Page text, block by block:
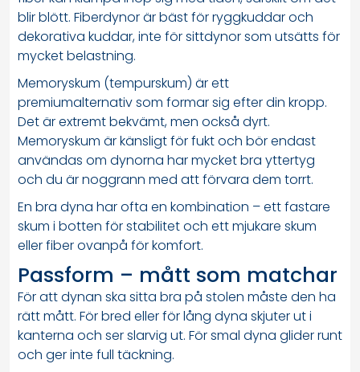
blir blött. Fiberdynor är bäst för ryggkuddar och
dekorativa kuddar, inte för sittdynor som utsätts för
mycket belastning.
Memoryskum (tempurskum) är ett
premiumalternativ som formar sig efter din kropp.
Det är extremt bekvämt, men också dyrt.
Memoryskum är känsligt för fukt och bör endast
användas om dynorna har mycket bra yttertyg
och du är noggrann med att förvara dem torrt.
En bra dyna har ofta en kombination – ett fastare
skum i botten för stabilitet och ett mjukare skum
eller fiber ovanpå för komfort.
Passform – mått som matchar
För att dynan ska sitta bra på stolen måste den ha
rätt mått. För bred eller för lång dyna skjuter ut i
kanterna och ser slarvig ut. För smal dyna glider runt
och ger inte full täckning.